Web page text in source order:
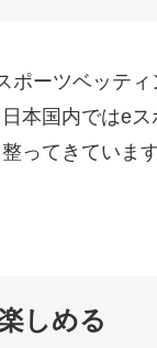
ポーツベッテ
本国内ではe
ってきています
しめる